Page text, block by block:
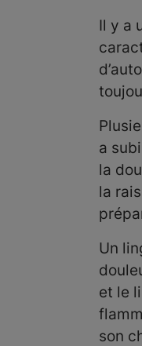
Il y a
a
la
la
Un
et le
son